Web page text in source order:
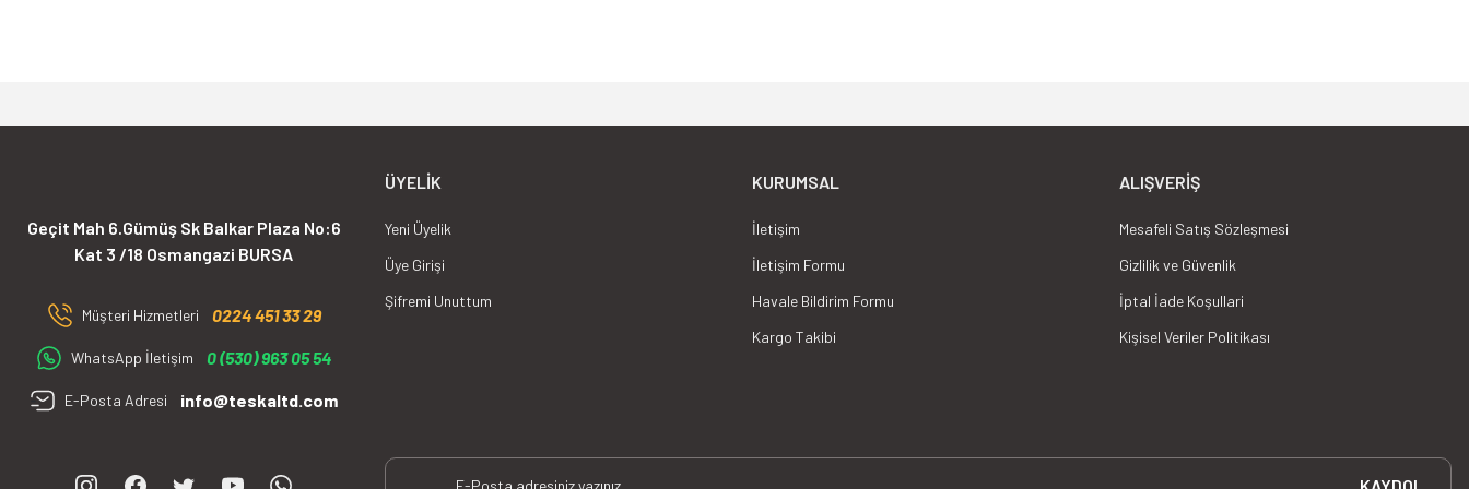
Geçit Mah 6.Gümüş Sk Balkar Plaza No:6
Kat 3 /18 Osmangazi BURSA
Müşteri Hizmetleri 0224 451 33 29
WhatsApp İletişim 0 (530) 963 05 54
E-Posta Adresi info@teskaltd.com
ÜYELIK
Yeni Üyelik
Üye Girişi
Şifremi Unuttum
KURUMSAL
İletişim
İletişim Formu
Havale Bildirim Formu
Kargo Takibi
ALIŞVERIŞ
Mesafeli Satış Sözleşmesi
Gizlilik ve Güvenlik
İptal İade Koşullari
Kişisel Veriler Politikası